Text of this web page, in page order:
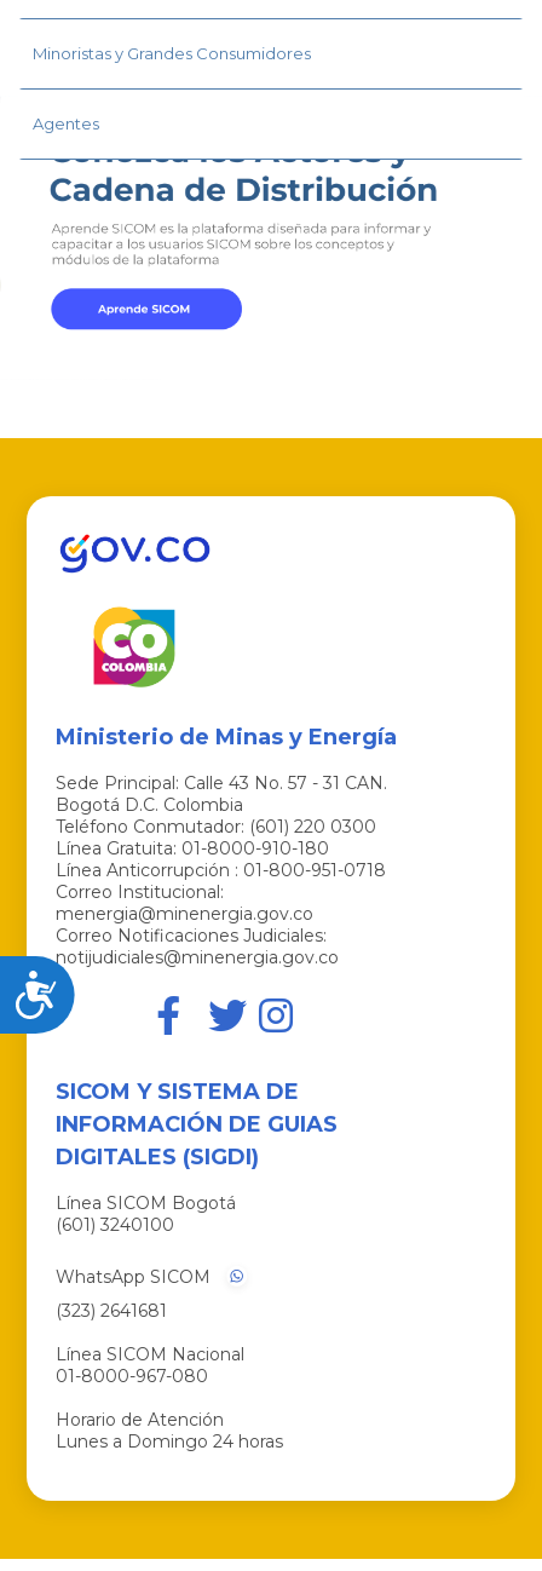
Accesibilidad
Minoristas y Grandes Consumidores
Agentes
Ministerio de Minas y Energía
Sede Principal: Calle 43 No. 57 - 31 CAN.
Bogotá D.C. Colombia
Teléfono Conmutador: (601) 220 0300
Línea Gratuita: 01-8000-910-180
Línea Anticorrupción : 01-800-951-0718
Correo Institucional:
menergia@minenergia.gov.co
Correo Notificaciones Judiciales:
notijudiciales@minenergia.gov.co
SICOM Y SISTEMA DE
INFORMACIÓN DE GUIAS
DIGITALES (SIGDI)
Línea SICOM Bogotá
(601) 3240100
WhatsApp SICOM
(323) 2641681
Línea SICOM Nacional
01-8000-967-080
Horario de Atención
Lunes a Domingo 24 horas